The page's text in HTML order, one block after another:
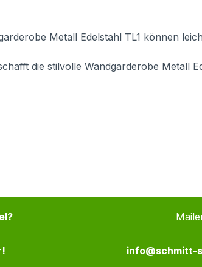
Metall Edelstahl TL1 können
die stilvolle Wandgarderobe Metall
info@schmitt-